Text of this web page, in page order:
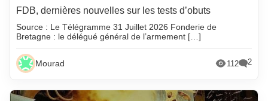
FDB, dernières nouvelles sur les tests d’obuts
Source : Le Télégramme 31 Juillet 2026 Fonderie de
Bretagne : le délégué général de l’armement […]
Mourad 112 2